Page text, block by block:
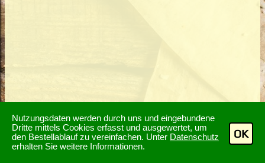
Nutzungsdaten werden durch uns und eingebundene
Dritte mittels Cookies erfasst und ausgewertet, um
den Bestellablauf zu vereinfachen. Unter Datenschutz
erhalten Sie weitere Informationen.
OK